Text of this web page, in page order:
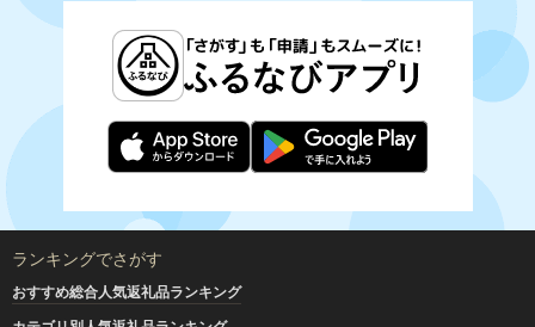
ランキングでさがす
おすすめ総合人気返礼品ランキング